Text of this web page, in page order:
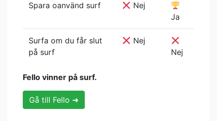
Spara oanvänd surf
Nej
Ja
Surfa om du får slut
på surf
Nej
Nej
Fello vinner på surf.
Gå till Fello ➜